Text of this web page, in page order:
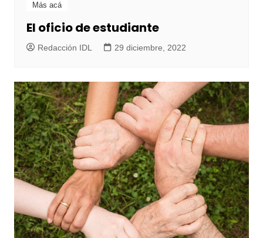
Más acá
El oficio de estudiante
Redacción IDL 29 diciembre, 2022